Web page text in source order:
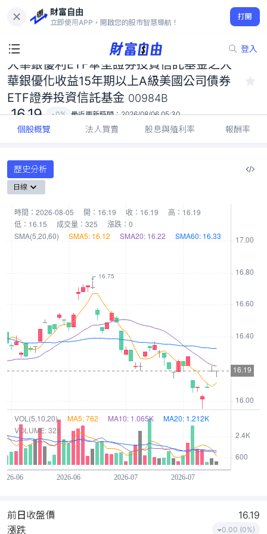
財富自由
立即使用APP，開啟您的股市智慧導航！
打開
登入
大華銀優利ETF傘型證券投資信託基金之大華銀優化收益15年期以
上A級美國公司債券ETF證券投資信託基金 00984B
16.19
0%
大華銀優利ETF傘型證券投資信託基金之大
華銀優化收益15年期以上A級美國公司債券
ETF證券投資信託基金 00984B
16.19 0% 最近更新時間：2026/08/06 05:30
個股概覽 法人買賣 股息與殖利率 報酬率
歷史分析
日線
前日收盤價
16.19
漲跌
0.00 (0%)